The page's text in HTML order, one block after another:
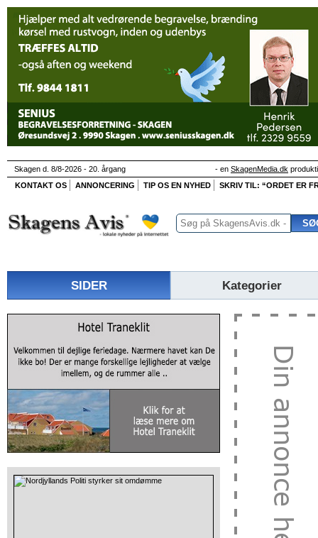
Skagen d. 8/8-2026 - 20. årgang - en SkagenMedia.dk
KONTAKT OS
ANNONCERING TIP OS EN NYHED SKRIV TIL: “ORDET ER
SIDER Kategorier